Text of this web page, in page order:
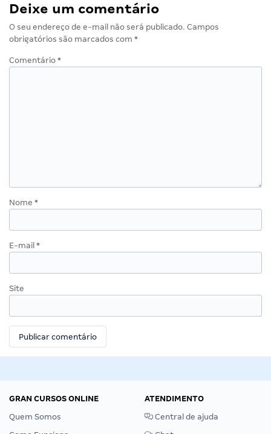
Deixe um comentário
O seu endereço de e-mail não será publicado. Campos
obrigatórios são marcados com *
Comentário *
Nome *
E-mail *
Site
GRAN CURSOS ONLINE
Quem Somos
ATENDIMENTO
Central de ajuda